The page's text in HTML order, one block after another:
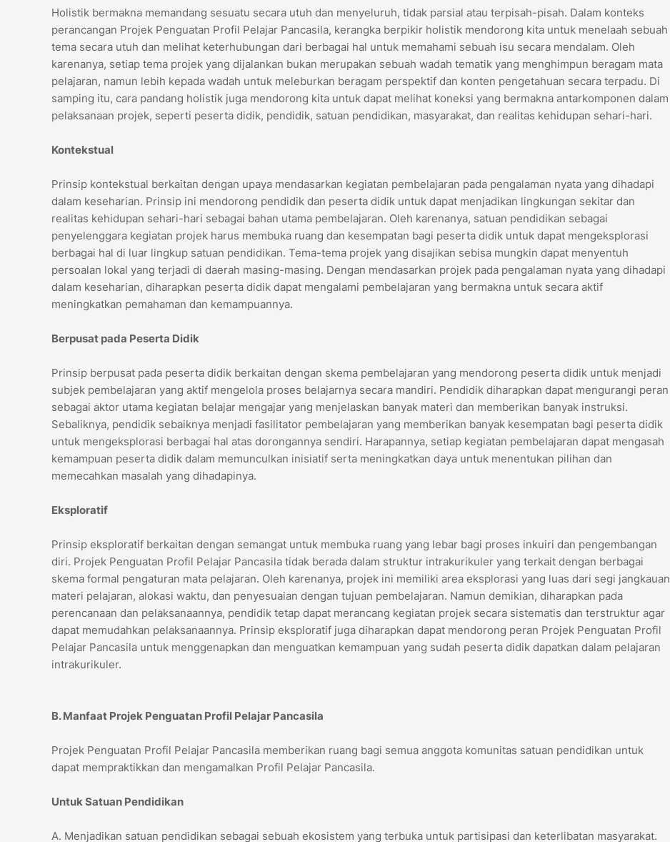
Holistik bermakna memandang sesuatu secara utuh dan menyeluruh, tidak parsial atau terpisah-pisah. Dalam konteks
perancangan Projek Penguatan Profil Pelajar Pancasila, kerangka berpikir holistik mendorong kita untuk menelaah sebuah
tema secara utuh dan melihat keterhubungan dari berbagai hal untuk memahami sebuah isu secara mendalam. Oleh
karenanya, setiap tema projek yang dijalankan bukan merupakan sebuah wadah tematik yang menghimpun beragam mata
pelajaran, namun lebih kepada wadah untuk meleburkan beragam perspektif dan konten pengetahuan secara terpadu. Di
samping itu, cara pandang holistik juga mendorong kita untuk dapat melihat koneksi yang bermakna antarkomponen dalam
pelaksanaan projek, seperti peserta didik, pendidik, satuan pendidikan, masyarakat, dan realitas kehidupan sehari-hari.
Kontekstual
Prinsip kontekstual berkaitan dengan upaya mendasarkan kegiatan pembelajaran pada pengalaman nyata yang dihadapi
dalam keseharian. Prinsip ini mendorong pendidik dan peserta didik untuk dapat menjadikan lingkungan sekitar dan
realitas kehidupan sehari-hari sebagai bahan utama pembelajaran. Oleh karenanya, satuan pendidikan sebagai
penyelenggara kegiatan projek harus membuka ruang dan kesempatan bagi peserta didik untuk dapat mengeksplorasi
berbagai hal di luar lingkup satuan pendidikan. Tema-tema projek yang disajikan sebisa mungkin dapat menyentuh
persoalan lokal yang terjadi di daerah masing-masing. Dengan mendasarkan projek pada pengalaman nyata yang dihadapi
dalam keseharian, diharapkan peserta didik dapat mengalami pembelajaran yang bermakna untuk secara aktif
meningkatkan pemahaman dan kemampuannya.
Berpusat pada Peserta Didik
Prinsip berpusat pada peserta didik berkaitan dengan skema pembelajaran yang mendorong peserta didik untuk menjadi
subjek pembelajaran yang aktif mengelola proses belajarnya secara mandiri. Pendidik diharapkan dapat mengurangi peran
sebagai aktor utama kegiatan belajar mengajar yang menjelaskan banyak materi dan memberikan banyak instruksi.
Sebaliknya, pendidik sebaiknya menjadi fasilitator pembelajaran yang memberikan banyak kesempatan bagi peserta didik
untuk mengeksplorasi berbagai hal atas dorongannya sendiri. Harapannya, setiap kegiatan pembelajaran dapat mengasah
kemampuan peserta didik dalam memunculkan inisiatif serta meningkatkan daya untuk menentukan pilihan dan
memecahkan masalah yang dihadapinya.
Eksploratif
Prinsip eksploratif berkaitan dengan semangat untuk membuka ruang yang lebar bagi proses inkuiri dan pengembangan
diri. Projek Penguatan Profil Pelajar Pancasila tidak berada dalam struktur intrakurikuler yang terkait dengan berbagai
skema formal pengaturan mata pelajaran. Oleh karenanya, projek ini memiliki area eksplorasi yang luas dari segi jangkauan
materi pelajaran, alokasi waktu, dan penyesuaian dengan tujuan pembelajaran. Namun demikian, diharapkan pada
perencanaan dan pelaksanaannya, pendidik tetap dapat merancang kegiatan projek secara sistematis dan terstruktur agar
dapat memudahkan pelaksanaannya. Prinsip eksploratif juga diharapkan dapat mendorong peran Projek Penguatan Profil
Pelajar Pancasila untuk menggenapkan dan menguatkan kemampuan yang sudah peserta didik dapatkan dalam pelajaran
intrakurikuler.
B. Manfaat Projek Penguatan Profil Pelajar Pancasila
Projek Penguatan Profil Pelajar Pancasila memberikan ruang bagi semua anggota komunitas satuan pendidikan untuk
dapat mempraktikkan dan mengamalkan Profil Pelajar Pancasila.
Untuk Satuan Pendidikan
A. Menjadikan satuan pendidikan sebagai sebuah ekosistem yang terbuka untuk partisipasi dan keterlibatan masyarakat.